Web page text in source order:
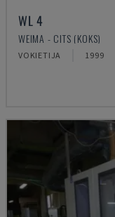
WL 4
WEIMA - CITS (KOKS)
VOKIETIJA 1999